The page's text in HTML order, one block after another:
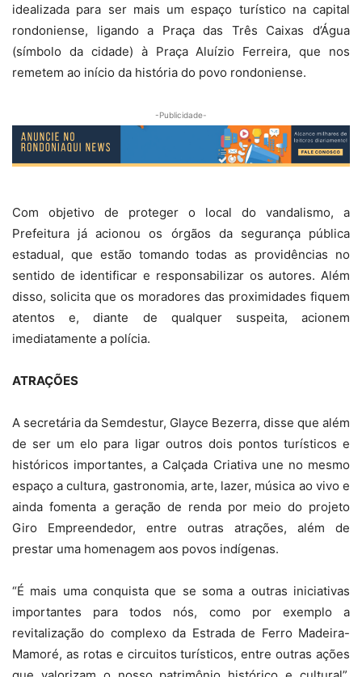
idealizada para ser mais um espaço turístico na capital
rondoniense, ligando a Praça das Três Caixas d’Água
(símbolo da cidade) à Praça Aluízio Ferreira, que nos
remetem ao início da história do povo rondoniense.
-Publicidade-
Com objetivo de proteger o local do vandalismo, a
Prefeitura já acionou os órgãos da segurança pública
estadual, que estão tomando todas as providências no
sentido de identificar e responsabilizar os autores. Além
disso, solicita que os moradores das proximidades fiquem
atentos e, diante de qualquer suspeita, acionem
imediatamente a polícia.
ATRAÇÕES
A secretária da Semdestur, Glayce Bezerra, disse que além
de ser um elo para ligar outros dois pontos turísticos e
históricos importantes, a Calçada Criativa une no mesmo
espaço a cultura, gastronomia, arte, lazer, música ao vivo e
ainda fomenta a geração de renda por meio do projeto
Giro Empreendedor, entre outras atrações, além de
prestar uma homenagem aos povos indígenas.
“É mais uma conquista que se soma a outras iniciativas
importantes para todos nós, como por exemplo a
revitalização do complexo da Estrada de Ferro Madeira-
Mamoré, as rotas e circuitos turísticos, entre outras ações